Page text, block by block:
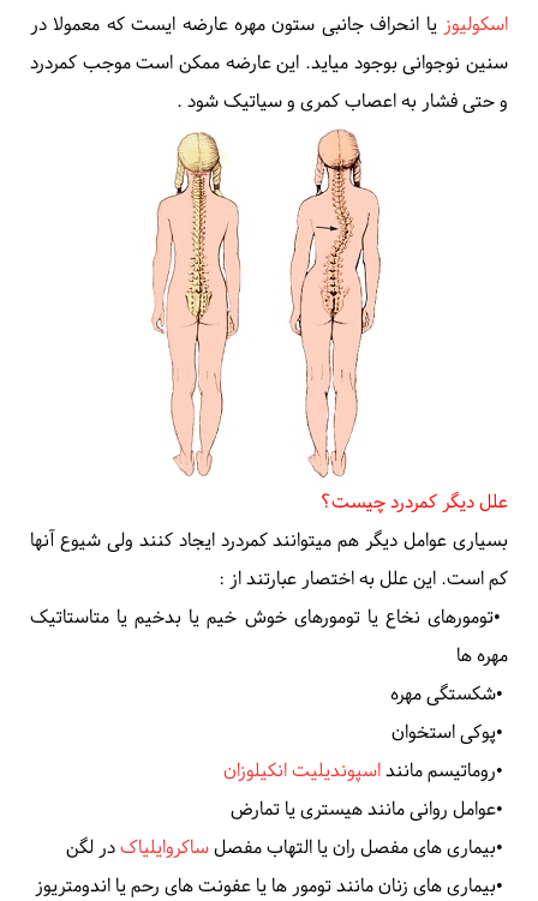
اسکولیوز یا انحراف جانبی ستون مهره عارضه ایست که معمولا در
سنین نوجوانی بوجود میاید. این عارضه ممکن است موجب کمردرد
و حتی فشار به اعصاب کمری و سیاتیک شود .
علل دیگر کمردرد چیست؟
بسیاری عوامل دیگر هم میتوانند کمردرد ایجاد کنند ولی شیوع آنها
کم است. این علل به اختصار عبارتند از :
•تومورهای نخاع یا تومورهای خوش خیم یا بدخیم یا متاستاتیک
مهره ها
•شکستگی مهره
•پوکی استخوان
•روماتیسم ماننداسپوندیلیت انکیلوزان
•عوامل روانی مانند هیستری یا تمارض
•بیماری های مفصل ران یا التهاب مفصلساکروایلیاکدر لگن
•بیماری های زنان مانند تومور ها یا عفونت های رحم یا اندومتریوز